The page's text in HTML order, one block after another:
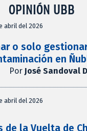
OPINIÓN UBB
abril del 2026
o solo
en
Por José Sandoval
abril del 2026
de la Vuelta de